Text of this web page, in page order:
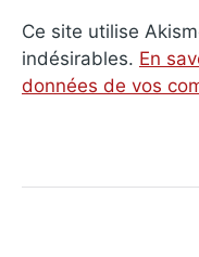
Ce site utilise
indésirables. En
données de vos